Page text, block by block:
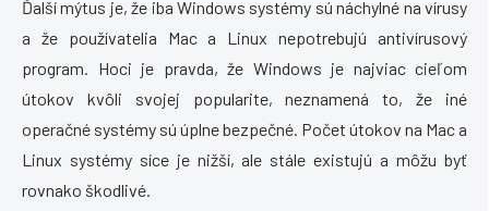
Ďalší mýtus je, že iba Windows systémy sú náchylné na vírusy
a že používatelia Mac a Linux nepotrebujú antivírusový
program. Hoci je pravda, že Windows je najviac cieľom
útokov kvôli svojej popularite, neznamená to, že iné
operačné systémy sú úplne bezpečné. Počet útokov na Mac a
Linux systémy síce je nižší, ale stále existujú a môžu byť
rovnako škodlivé.